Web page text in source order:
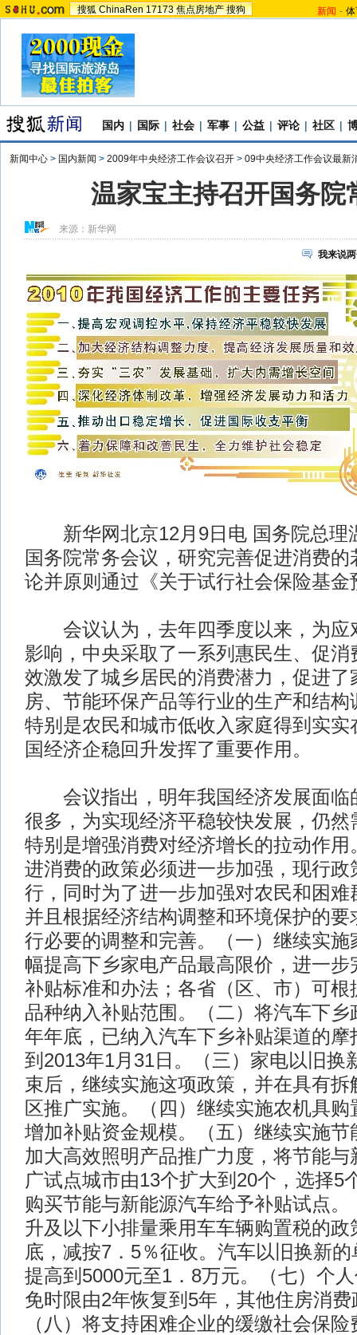
搜狐 ChinaRen 17173 焦点房地产 搜狗 新闻 -
国内 | 国际 | 社会 | 军事 | 公益 | 评论 | 社区 |
新闻中心 > 国内新闻 > 2009年中央经济工作会议召开 > 09中央经济工作会议最新
温家宝主持召开国务院
来源： 新华网
我来说
新华网北京12月9日电 国务院总理
国务院常务会议，研究完善促进消费
论并原则通过《关于试行社会保险基金
会议认为，去年四季度以来，为应
影响，中央采取了一系列惠民生、促消
效激发了城乡居民的消费潜力，促进了
房、节能环保产品等行业的生产和结
特别是农民和城市低收入家庭得到实实
国经济企稳回升发挥了重要作用。
会议指出，明年我国经济发展面临
很多，为实现经济平稳较快发展，仍然
特别是增强消费对经济增长的拉动作用
进消费的政策必须进一步加强，现行政
行，同时为了进一步加强对农民和困难
并且根据经济结构调整和环境保护的要
行必要的调整和完善。（一）继续实施
幅提高下乡家电产品最高限价，进一步
补贴标准和办法；各省（区、市）可根
品种纳入补贴范围。（二）将汽车下乡
年年底，已纳入汽车下乡补贴渠道的摩
到2013年1月31日。（三）家电以旧换
束后，继续实施这项政策，并在具有拆
区推广实施。（四）继续实施农机具
增加补贴资金规模。（五）继续实施节
加大高效照明产品推广力度，将节能与
广试点城市由13个扩大到20个，选择5
购买节能与新能源汽车给予补贴试点。
升及以下小排量乘用车车辆购置税的政
底，减按7．5％征收。汽车以旧换新
提高到5000元至1．8万元。（七）个
免时限由2年恢复到5年，其他住房消
（八）将支持困难企业的缓缴社会保